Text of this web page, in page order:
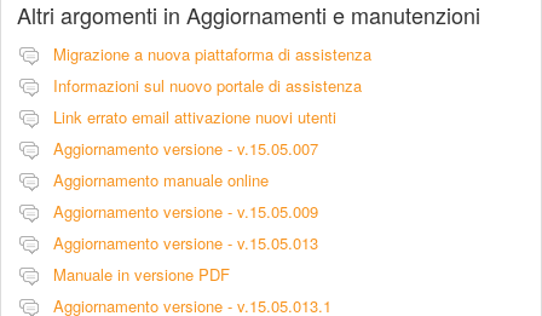
Altri argomenti in Aggiornamenti e manutenzioni
Migrazione a nuova piattaforma di assistenza
Informazioni sul nuovo portale di assistenza
Link errato email attivazione nuovi utenti
Aggiornamento versione - v.15.05.007
Aggiornamento manuale online
Aggiornamento versione - v.15.05.009
Aggiornamento versione - v.15.05.013
Manuale in versione PDF
Aggiornamento versione - v.15.05.013.1